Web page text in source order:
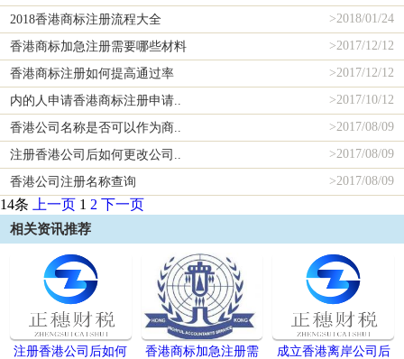
2018香港商标注册流程大全
2018/01/24
>
香港商标加急注册需要哪些材料
2017/12/12
>
香港商标注册如何提高通过率
2017/12/12
>
内的人申请香港商标注册申请..
2017/10/12
>
香港公司名称是否可以作为商..
2017/08/09
>
注册香港公司后如何更改公司..
2017/08/09
>
香港公司注册名称查询
2017/08/09
>
14条 上一页 1 2 下一页
相关资讯推荐
注册香港公司后如何
香港商标加急注册需
成立香港离岸公司后